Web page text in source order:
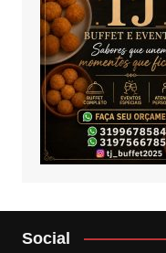
Social